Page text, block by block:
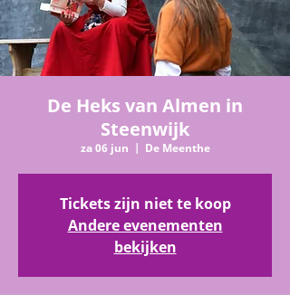
De Heks van Almen in
Steenwijk
za 06 jun
  |
De Meenthe
Tickets zijn niet te koop
Andere evenementen
bekijken